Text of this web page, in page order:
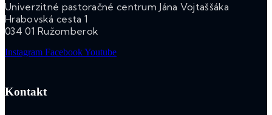
Univerzitné pastoračné centrum Jána Vojtaššáka
Hrabovská cesta 1
034 01 Ružomberok
Instagram FacebookYoutube
Kontakt